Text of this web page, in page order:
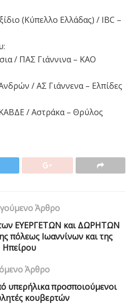
(Κύπελλο Ελλάδας) / IBC –
/ ΠΑΣ Γιάννινα – ΚΑΟ
/ ΑΣ Γιάννενα – Ελπίδες
/ Αστράκα – Θρύλος
Άρθρο
EYEPΓETΩN και ΔΩPHTΩN
πόλεως Iωαννίνων και της
Ηπείρου
Άρθρο
υπερήλικα προσποιούμενοι
κουβερτών